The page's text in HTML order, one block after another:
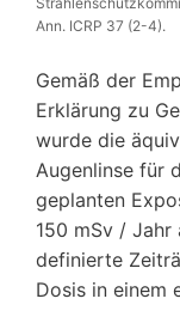
Ann. ICRP 37 (2-4).
Gemäß der
Erklärung zu
wurde die
Augenlinse für
geplanten
150 mSv /
definierte
Dosis in einem